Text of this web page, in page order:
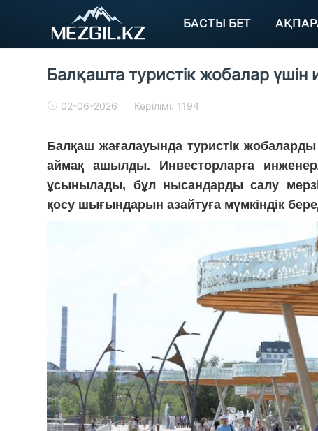
БАСТЫ БЕТ
Балқашта туристік жобалар
02-06-2026 Көрілімі: 1194
Балқаш жағалауында туристік
аймақ ашылды. Инвесторларға
ұсынылады, бұл нысандарды салу
қосу шығындарын азайтуға мүмкіндік